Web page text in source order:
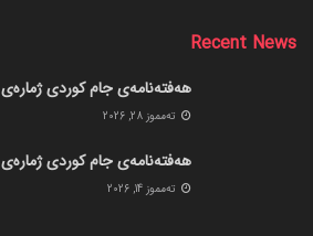
Recent News
هەفتەنامەی جام کوردی ژمارەی 432
ته‌مموز 28, 2026
هەفتەنامەی جام کوردی ژمارەی 431
ته‌مموز 14, 2026